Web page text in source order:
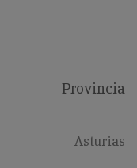
Provincia
Asturias